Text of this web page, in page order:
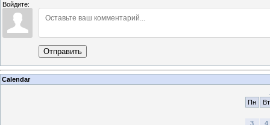
Войдите:
Отправить
Calendar
Пн
Вт
3 4